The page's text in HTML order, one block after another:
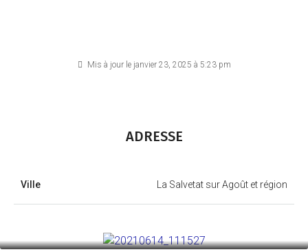
Mis à jour le janvier 23, 2025 à 5:23 pm
ADRESSE
Ville La Salvetat sur Agoût et région